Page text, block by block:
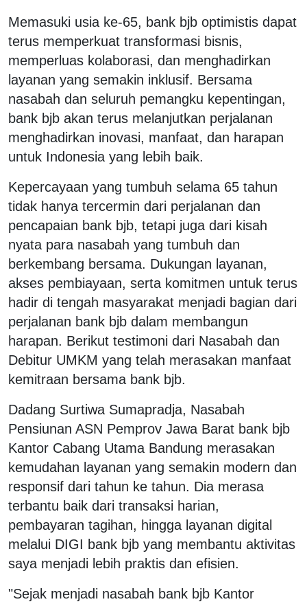
Memasuki usia ke-65, bank bjb optimistis dapat
terus memperkuat transformasi bisnis,
memperluas kolaborasi, dan menghadirkan
layanan yang semakin inklusif. Bersama
nasabah dan seluruh pemangku kepentingan,
bank bjb akan terus melanjutkan perjalanan
menghadirkan inovasi, manfaat, dan harapan
untuk Indonesia yang lebih baik.
Kepercayaan yang tumbuh selama 65 tahun
tidak hanya tercermin dari perjalanan dan
pencapaian bank bjb, tetapi juga dari kisah
nyata para nasabah yang tumbuh dan
berkembang bersama. Dukungan layanan,
akses pembiayaan, serta komitmen untuk terus
hadir di tengah masyarakat menjadi bagian dari
perjalanan bank bjb dalam membangun
harapan. Berikut testimoni dari Nasabah dan
Debitur UMKM yang telah merasakan manfaat
kemitraan bersama bank bjb.
Dadang Surtiwa Sumapradja, Nasabah
Pensiunan ASN Pemprov Jawa Barat bank bjb
Kantor Cabang Utama Bandung merasakan
kemudahan layanan yang semakin modern dan
responsif dari tahun ke tahun. Dia merasa
terbantu baik dari transaksi harian,
pembayaran tagihan, hingga layanan digital
melalui DIGI bank bjb yang membantu aktivitas
saya menjadi lebih praktis dan efisien.
"Sejak menjadi nasabah bank bjb Kantor